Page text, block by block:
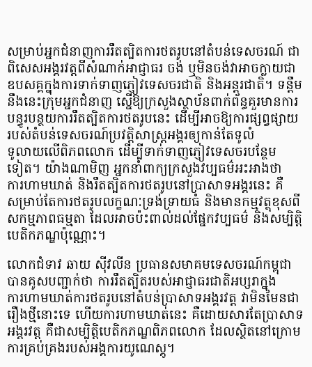
សម្រាប់អ្នកជំនាញការរឹតត្បិតការថតរូបនៅតំបន់ទេសចរណ៍ ជា
ពិសេសអង្គរវត្តពីសំណាក់អាជ្ញាធរ ចង់ ឬមិនចង់វាអាចក្លាយជា
ឧបសគ្គក្នុងការទាក់ទាញភ្ញៀវទេសចរជាតិ និងអន្តរជាតិ។ ទន្តឹម
នឹងនេះក្រុមអ្នកជំនាញ ស្នើឱ្យក្រសួងស្ថាប័នពាក់ព័ន្ធគួរមានការ
បន្ធូរបន្ថយការរឹតត្បិតការថតរូបនេះ ដើម្បីអាចឱ្យការផ្សព្វផ្សាយ
របស់តំបន់ទេសចរណ៍ប្រវត្តិសាស្រ្តអង្គរឲ្យកាន់តែទូលំ
ទូលាយលើពិភពលោក ដើម្បីទាក់ទាញភ្ញៀវទេសចរបន្ថែម
ទៀត។ យ៉ាងណាមិញ អ្នកនាំពាក្យក្រសួងវប្បធម៌អះអាងថា
ការហាមឃាត់ និងរឹតត្បិតការថតរូបនៅប្រាសាទអង្គរនេះ គឺ
សម្រាប់តែការថតរូបលក្ខណៈទ្រង់ទ្រាយធំ និងមានកម្មវត្ថុខុសពី
សកម្មភាពធម្មតា ដែលអាចប៉ះពាល់ដល់ផ្នែកវប្បធម៌ និងសម្បិត្តិ
បេតិកភណ្ឌប៉ុណ្ណោះ។
លោកជំទាវ ឆាយ ស៊ីវលីន ប្រធានសមាគមទេសចរណ៍កម្ពុជា
បានគូសបញ្ជាក់ថា ការរឹតត្បិតរបស់អាជ្ញាធរជាតិអប្សរាក្នុង
ការហាមឃាត់ការថតរូបនៅតំបន់ប្រាសាទអង្គរវត្ត វាមិនមែនជា
រឿងថ្មីនោះទេ ហើយការហាមឃាត់នេះ គឺដោយសារតែប្រាសាទ
អង្គរវត្ត គឺជាសម្បិត្តិបេតិកភណ្ឌពិភពលោក ដែលស្ថិតនៅក្រោម
ការគ្រប់គ្រងរបស់អង្គការយូណេស្គូ។